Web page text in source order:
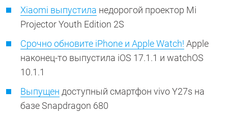
Xiaomi выпустила недорогой проектор Mi
Projector Youth Edition 2S
Срочно обновите iPhone и Apple Watch! Apple
наконец-то выпустила iOS 17.1.1 и watchOS
10.1.1
Выпущен доступный смартфон vivo Y27s на
базе Snapdragon 680